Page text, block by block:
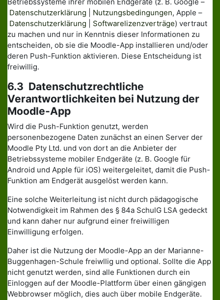
Datenschutzerklärung
Nutzungsbedingungen, Apple –
Datenschutzerklärung
Softwarelizenzverträge) vertraut
zu machen und nur in Kenntnis dieser Informationen zu
entscheiden, ob sie die Moodle-App installieren und/oder
deren Push-Funktion aktivieren. Diese Entscheidung ist
freiwillig.
6.3 Datenschutzrechtliche
Verantwortlichkeiten bei Nutzung der
Moodle-App
Wird die Push-Funktion genutzt, werden
personenbezogene Daten zunächst an einen Server der
Moodle Pty Ltd. und von dort an die Anbieter der
Betriebssysteme mobiler Endgeräte (z. B. Google für
Android und Apple für iOS) weitergeleitet, damit die Push-
Funktion am Endgerät ausgelöst werden kann.
Eine solche Weiterleitung ist nicht durch pädagogische
Notwendigkeit im Rahmen des § 84a SchulG LSA gedeckt
und kann daher nur aufgrund einer freiwilligen
Einwilligung erfolgen.
Daher ist die Nutzung der Moodle-App an der Marianne-
Buggenhagen-Schule freiwllig und optional. Sollte die App
nicht genutzt werden, sind alle Funktionen durch ein
Einloggen auf der Moodle-Plattform über einen gängigen
Webbrowser möglich, dies auch über mobile Endgeräte.